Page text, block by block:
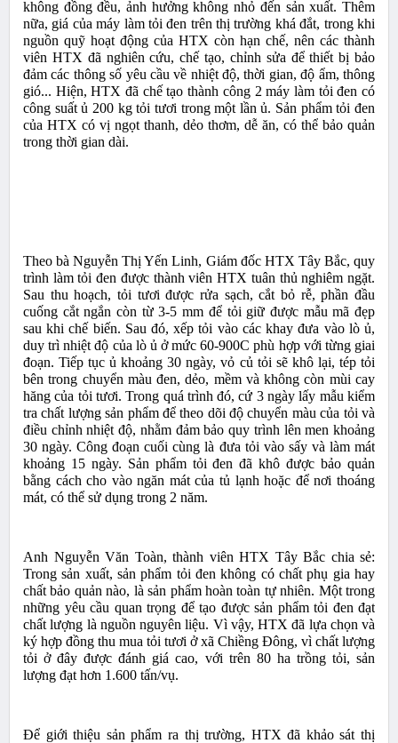
không đồng đều, ảnh hưởng không nhỏ đến sản xuất. Thêm
nữa, giá của máy làm tỏi đen trên thị trường khá đắt, trong khi
nguồn quỹ hoạt động của HTX còn hạn chế, nên các thành
viên HTX đã nghiên cứu, chế tạo, chỉnh sửa để thiết bị bảo
đảm các thông số yêu cầu về nhiệt độ, thời gian, độ ẩm, thông
gió... Hiện, HTX đã chế tạo thành công 2 máy làm tỏi đen có
công suất ủ 200 kg tỏi tươi trong một lần ủ. Sản phẩm tỏi đen
của HTX có vị ngọt thanh, dẻo thơm, dễ ăn, có thể bảo quản
trong thời gian dài.
Theo bà Nguyễn Thị Yến Linh, Giám đốc HTX Tây Bắc, quy
trình làm tỏi đen được thành viên HTX tuân thủ nghiêm ngặt.
Sau thu hoạch, tỏi tươi được rửa sạch, cắt bỏ rễ, phần đầu
cuống cắt ngắn còn từ 3-5 mm để tỏi giữ được mẫu mã đẹp
sau khi chế biến. Sau đó, xếp tỏi vào các khay đưa vào lò ủ,
duy trì nhiệt độ của lò ủ ở mức 60-900C phù hợp với từng giai
đoạn. Tiếp tục ủ khoảng 30 ngày, vỏ củ tỏi sẽ khô lại, tép tỏi
bên trong chuyển màu đen, dẻo, mềm và không còn mùi cay
hăng của tỏi tươi. Trong quá trình đó, cứ 3 ngày lấy mẫu kiểm
tra chất lượng sản phẩm để theo dõi độ chuyển màu của tỏi và
điều chỉnh nhiệt độ, nhằm đảm bảo quy trình lên men khoảng
30 ngày. Công đoạn cuối cùng là đưa tỏi vào sấy và làm mát
khoảng 15 ngày. Sản phẩm tỏi đen đã khô được bảo quản
bằng cách cho vào ngăn mát của tủ lạnh hoặc để nơi thoáng
mát, có thể sử dụng trong 2 năm.
Anh Nguyễn Văn Toàn, thành viên HTX Tây Bắc chia sẻ:
Trong sản xuất, sản phẩm tỏi đen không có chất phụ gia hay
chất bảo quản nào, là sản phẩm hoàn toàn tự nhiên. Một trong
những yêu cầu quan trọng để tạo được sản phẩm tỏi đen đạt
chất lượng là nguồn nguyên liệu. Vì vậy, HTX đã lựa chọn và
ký hợp đồng thu mua tỏi tươi ở xã Chiềng Đông, vì chất lượng
tỏi ở đây được đánh giá cao, với trên 80 ha trồng tỏi, sản
lượng đạt hơn 1.600 tấn/vụ.
Để giới thiệu sản phẩm ra thị trường, HTX đã khảo sát thị